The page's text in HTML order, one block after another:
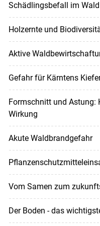
Schädlingsbefall im Wald
Holzernte und
Aktive
Gefahr für Kärntens
Formschnitt und Astung:
Wirkung
Akute Waldbrandgefahr
Vom Samen zum
Der Boden - das